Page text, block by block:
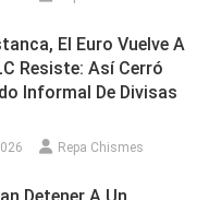
El Euro Vuelve A
Resiste: Así Cerró
Informal De Divisas
Repa Chismes